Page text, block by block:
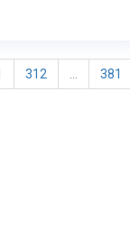
312 381